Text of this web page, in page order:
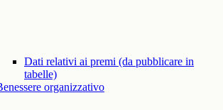
Dati relativi ai premi (da pubblicare in
tabelle)
organizzativo